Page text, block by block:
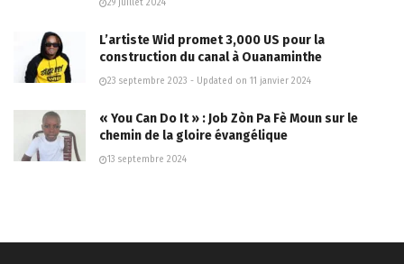
29 juillet 2024
L’artiste Wid promet 3,000 US pour la
construction du canal à Ouanaminthe
23 septembre 2023 - Updated on 11 janvier 2024
« You Can Do It » : Job Zòn Pa Fè Moun sur le
chemin de la gloire évangélique
13 septembre 2024